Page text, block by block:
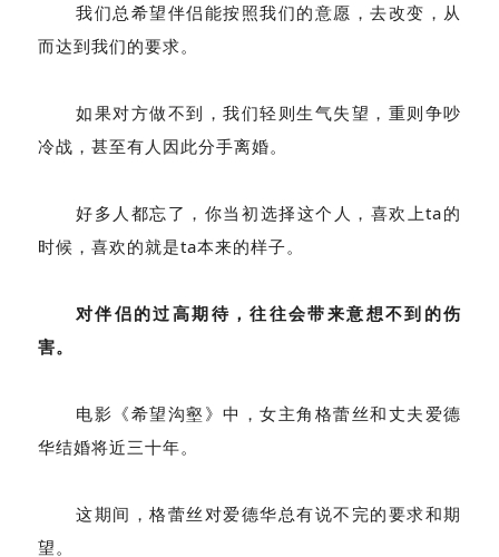
我们总希望伴侣能按照我们的意愿，去改变，从
而达到我们的要求。
如果对方做不到，我们轻则生气失望，重则争吵
冷战，甚至有人因此分手离婚。
好多人都忘了，你当初选择这个人，喜欢上ta的
时候，喜欢的就是ta本来的样子。
对伴侣的过高期待，往往会带来意想不到的伤
害。
电影《希望沟壑》中，女主角格蕾丝和丈夫爱德
华结婚将近三十年。
这期间，格蕾丝对爱德华总有说不完的要求和期
望。